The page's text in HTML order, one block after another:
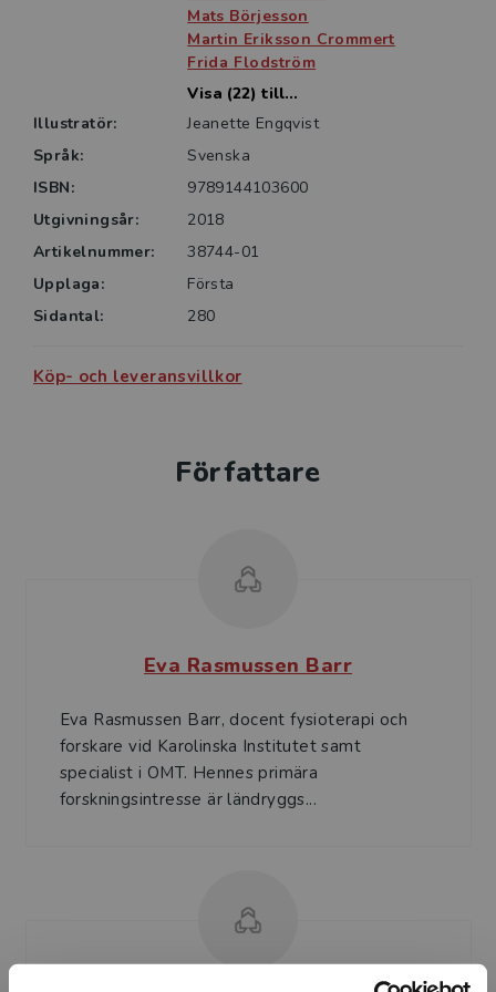
Mats Börjesson
Martin Eriksson Crommert
Frida Flodström
Visa (22) till...
Illustratör:
Jeanette Engqvist
Språk:
Svenska
ISBN:
9789144103600
Utgivningsår:
2018
Artikelnummer:
38744-01
Upplaga:
Första
Sidantal:
280
Köp- och leveransvillkor
Författare
Eva Rasmussen Barr
Eva Rasmussen Barr, docent fysioterapi och
forskare vid Karolinska Institutet samt
specialist i OMT. Hennes primära
forskningsintresse är ländryggs...